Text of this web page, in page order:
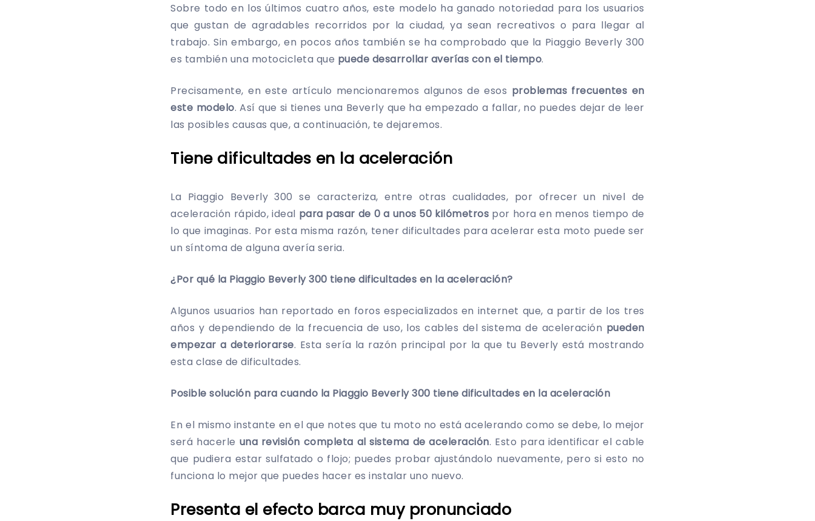
Sobre todo en los últimos cuatro años, este modelo ha ganado notoriedad para los usuarios
que gustan de agradables recorridos por la ciudad, ya sean recreativos o para llegar al
trabajo. Sin embargo, en pocos años también se ha comprobado que la Piaggio Beverly 300
es también una motocicleta que puede desarrollar averías con el tiempo.
Precisamente, en este artículo mencionaremos algunos de esos problemas frecuentes en
este modelo. Así que si tienes una Beverly que ha empezado a fallar, no puedes dejar de leer
las posibles causas que, a continuación, te dejaremos.
Tiene dificultades en la aceleración
La Piaggio Beverly 300 se caracteriza, entre otras cualidades, por ofrecer un nivel de
aceleración rápido, ideal para pasar de 0 a unos 50 kilómetros por hora en menos tiempo de
lo que imaginas. Por esta misma razón, tener dificultades para acelerar esta moto puede ser
un síntoma de alguna avería seria.
¿Por qué la Piaggio Beverly 300 tiene dificultades en la aceleración?
Algunos usuarios han reportado en foros especializados en internet que, a partir de los tres
años y dependiendo de la frecuencia de uso, los cables del sistema de aceleración pueden
empezar a deteriorarse. Esta sería la razón principal por la que tu Beverly está mostrando
esta clase de dificultades.
Posible solución para cuando la Piaggio Beverly 300 tiene dificultades en la aceleración
En el mismo instante en el que notes que tu moto no está acelerando como se debe, lo mejor
será hacerle una revisión completa al sistema de aceleración. Esto para identificar el cable
que pudiera estar sulfatado o flojo; puedes probar ajustándolo nuevamente, pero si esto no
funciona lo mejor que puedes hacer es instalar uno nuevo.
Presenta el efecto barca muy pronunciado